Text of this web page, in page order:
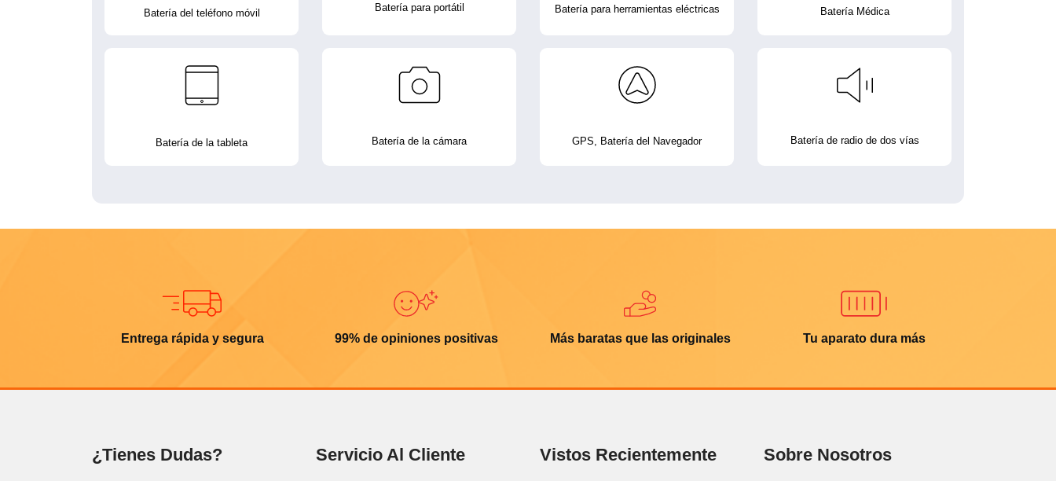
Batería del teléfono móvil Batería para portátil Batería para herramientas eléctricas Batería Médica
Batería de la tableta Batería de la cámara GPS, Batería del Navegador Batería de radio de dos vías
Entrega rápida y segura 99% de opiniones positivas Más baratas que las originales Tu aparato dura más
¿Tienes Dudas? Servicio Al Cliente Vistos Recientemente Sobre Nosotros